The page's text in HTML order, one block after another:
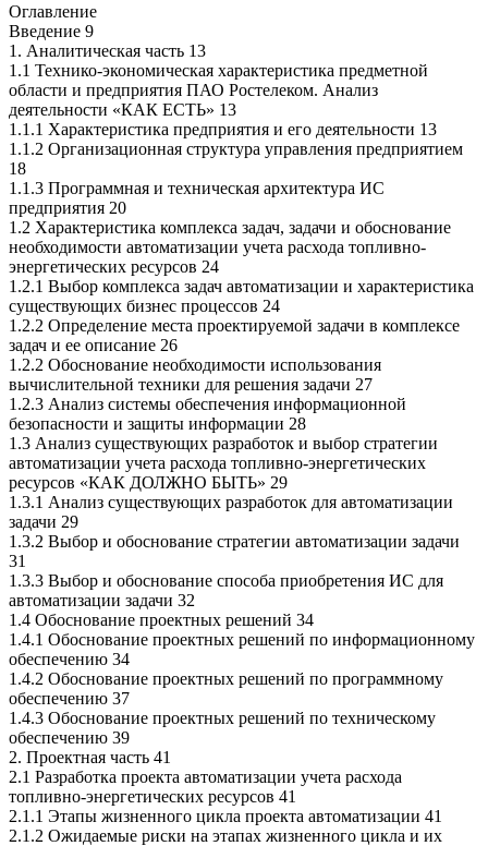
Оглавление
Введение 9
1. Аналитическая часть 13
1.1 Технико-экономическая характеристика предметной
области и предприятия ПАО Ростелеком. Анализ
деятельности «КАК ЕСТЬ» 13
1.1.1 Характеристика предприятия и его деятельности 13
1.1.2 Организационная структура управления предприятием
18
1.1.3 Программная и техническая архитектура ИС
предприятия 20
1.2 Характеристика комплекса задач, задачи и обоснование
необходимости автоматизации учета расхода топливно-
энергетических ресурсов 24
1.2.1 Выбор комплекса задач автоматизации и характеристика
существующих бизнес процессов 24
1.2.2 Определение места проектируемой задачи в комплексе
задач и ее описание 26
1.2.2 Обоснование необходимости использования
вычислительной техники для решения задачи 27
1.2.3 Анализ системы обеспечения информационной
безопасности и защиты информации 28
1.3 Анализ существующих разработок и выбор стратегии
автоматизации учета расхода топливно-энергетических
ресурсов «КАК ДОЛЖНО БЫТЬ» 29
1.3.1 Анализ существующих разработок для автоматизации
задачи 29
1.3.2 Выбор и обоснование стратегии автоматизации задачи
31
1.3.3 Выбор и обоснование способа приобретения ИС для
автоматизации задачи 32
1.4 Обоснование проектных решений 34
1.4.1 Обоснование проектных решений по информационному
обеспечению 34
1.4.2 Обоснование проектных решений по программному
обеспечению 37
1.4.3 Обоснование проектных решений по техническому
обеспечению 39
2. Проектная часть 41
2.1 Разработка проекта автоматизации учета расхода
топливно-энергетических ресурсов 41
2.1.1 Этапы жизненного цикла проекта автоматизации 41
2.1.2 Ожидаемые риски на этапах жизненного цикла и их